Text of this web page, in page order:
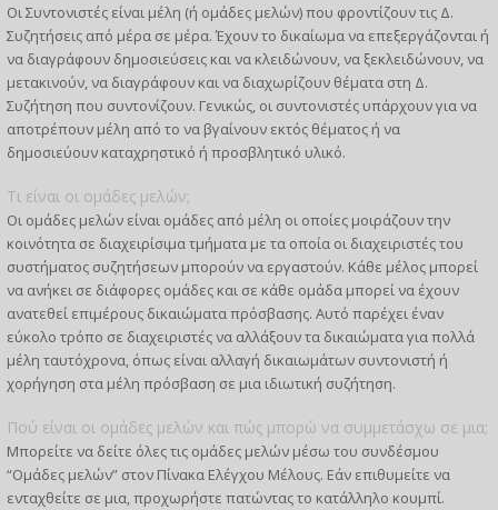
Οι Συντονιστές είναι μέλη (ή ομάδες μελών) που φροντίζουν τις Δ.
Συζητήσεις από μέρα σε μέρα. Έχουν το δικαίωμα να επεξεργάζονται ή
να διαγράφουν δημοσιεύσεις και να κλειδώνουν, να ξεκλειδώνουν, να
μετακινούν, να διαγράφουν και να διαχωρίζουν θέματα στη Δ.
Συζήτηση που συντονίζουν. Γενικώς, οι συντονιστές υπάρχουν για να
αποτρέπουν μέλη από το να βγαίνουν εκτός θέματος ή να
δημοσιεύουν καταχρηστικό ή προσβλητικό υλικό.
Τι είναι οι ομάδες μελών;
Οι ομάδες μελών είναι ομάδες από μέλη οι οποίες μοιράζουν την
κοινότητα σε διαχειρίσιμα τμήματα με τα οποία οι διαχειριστές του
συστήματος συζητήσεων μπορούν να εργαστούν. Κάθε μέλος μπορεί
να ανήκει σε διάφορες ομάδες και σε κάθε ομάδα μπορεί να έχουν
ανατεθεί επιμέρους δικαιώματα πρόσβασης. Αυτό παρέχει έναν
εύκολο τρόπο σε διαχειριστές να αλλάξουν τα δικαιώματα για πολλά
μέλη ταυτόχρονα, όπως είναι αλλαγή δικαιωμάτων συντονιστή ή
χορήγηση στα μέλη πρόσβαση σε μια ιδιωτική συζήτηση.
Πού είναι οι ομάδες μελών και πώς μπορώ να συμμετάσχω σε μια;
Μπορείτε να δείτε όλες τις ομάδες μελών μέσω του συνδέσμου
“Ομάδες μελών” στον Πίνακα Ελέγχου Μέλους. Εάν επιθυμείτε να
ενταχθείτε σε μια, προχωρήστε πατώντας το κατάλληλο κουμπί.